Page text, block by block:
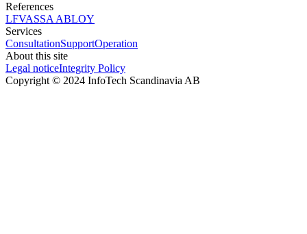
References
LFVASSA ABLOY
Services
ConsultationSupportOperation
About this site
Legal noticeIntegrity Policy
Copyright © 2024 InfoTech Scandinavia AB